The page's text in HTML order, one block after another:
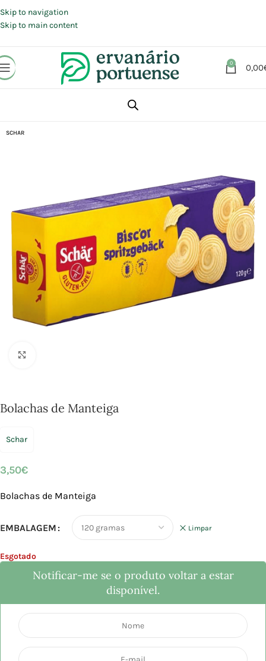
Skip to navigation
Skip to main content
0 0,00
Alimentação
SCHAR
Bolachas de Manteiga
Schar
3,50€
Bolachas de Manteiga
EMBALAGEM Limpar
Esgotado
Notificar-me se o produto voltar a estar
disponível.